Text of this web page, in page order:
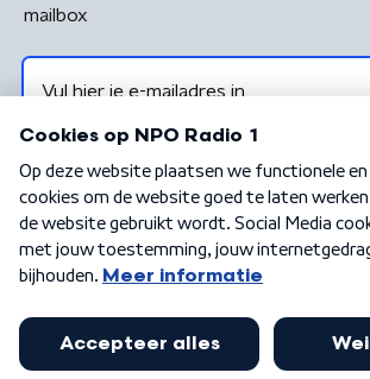
mailbox
Algemene voorwaarden